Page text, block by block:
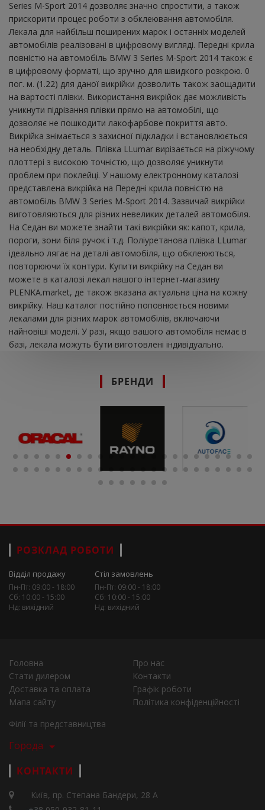
Series M-Sport 2014 дозволяє значно спростити, а також
прискорити процес роботи з обклеювання автомобіля.
Лекала для найбільш поширених марок і останніх моделей
автомобілів реалізовані в цифровому вигляді. Передні крила
повністю на автомобіль BMW 3 Series M-Sport 2014 також є
в цифровому форматі, що зручно для швидкого розкрою. 0
пог. м. (1.22) для даної викрійки дозволить також заощадити
на вартості плівки. Використання викрійок дає можливість
уникнути підрізання плівки прямо на автомобілі, що
дозволяє не пошкодити лакофарбове покриття авто.
Викрійка знімається з захисної підкладки і встановлюється
на необхідну деталь. Плівка LLumar вирізається на ріжучому
плоттері з високою точністю, що дозволяє уникнути
проблем при поклейці. У нашому електронному каталозі
представлена ​​викрійка на Передні крила повністю на
автомобіль BMW 3 Series M-Sport 2014. Зазвичай викрійки
виготовляються для різних невеликих деталей автомобіля.
На Седан ви можете знайти такі викрійки як: капот, крила,
пороги, зони біля ручок і т.д. Поліуретанова плівка LLumar
ідеально лягає на деталі автомобіля, що обклеюються,
повторюючи їх контури. Купити викрійку на Седан ви
можете в каталозі лекал нашого інтернет-магазину
PLENKA.market, де також вказана актуальна ціна на кожну
викрійку. Наш каталог постійно поповнюється новими
лекалами для різних марок автомобілів, включаючи
найновіші моделі. У разі, якщо вашого автомобіля немає в
базі, лекала можуть бути виготовлені індивідуально.
БРЕНДИ
РОЗКЛАД РОБОТИ
Відділ продажу
Пн-Пт: 09:00 - 18:00
Сб: 10:00 - 15:00
Нд: вихідний
Стіл замовлень
Пн-Пт: 09:00 - 18:00
Сб: 10:00 - 15:00
Нд: вихідний
Головна
Про нас
Стати дилером
Контакти
Доставка та оплата
Графік роботи
Мапа сайту
Політика конфіденційності
Філії та представництва
Города
КОНТАКТИ
Київ, пр. Степана Бандери, 28 А